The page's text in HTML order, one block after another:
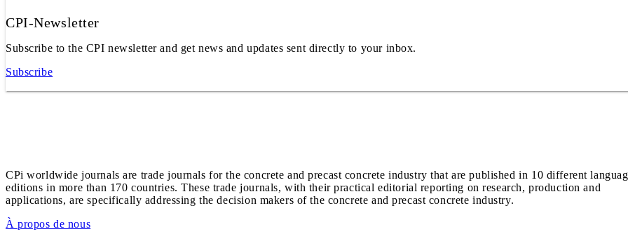
CPI-Newsletter
Subscribe to the CPI newsletter and get news and updates sent directly to your inbox.
Subscribe
CPi worldwide journals are trade journals for the concrete and precast concrete industry that are published in 10 different
editions in more than 170 countries. These trade journals, with their practical editorial reporting on research, production and
applications, are specifically addressing the decision makers of the concrete and precast concrete industry.
À propos de nous